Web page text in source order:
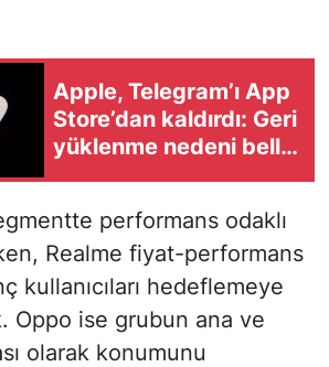
Apple, Telegram’ı App
Store’dan kaldırdı: Geri
yüklenme nedeni belli
performans odaklı
Realme fiyat-performans
kullanıcıları hedeflemeye
Oppo ise grubun ana ve
olarak konumunu